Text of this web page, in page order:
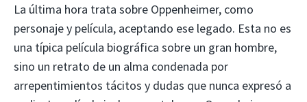
La última hora trata sobre Oppenheimer, como
personaje y película, aceptando ese legado. Esta no es
una típica película biográfica sobre un gran hombre,
sino un retrato de un alma condenada por
arrepentimientos tácitos y dudas que nunca expresó a